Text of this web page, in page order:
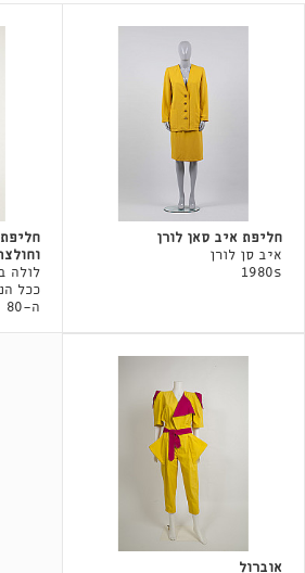
חליפת איב סאן לורן
איב סן לורן
1980s
לולה
ככל
ה-80
אוברול